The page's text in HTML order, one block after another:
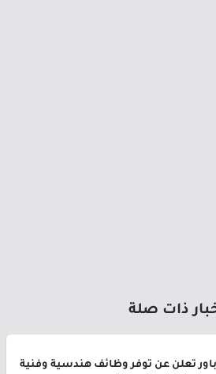
ذات صلة
تعلن عن توفر وظائف هندسية وفنية